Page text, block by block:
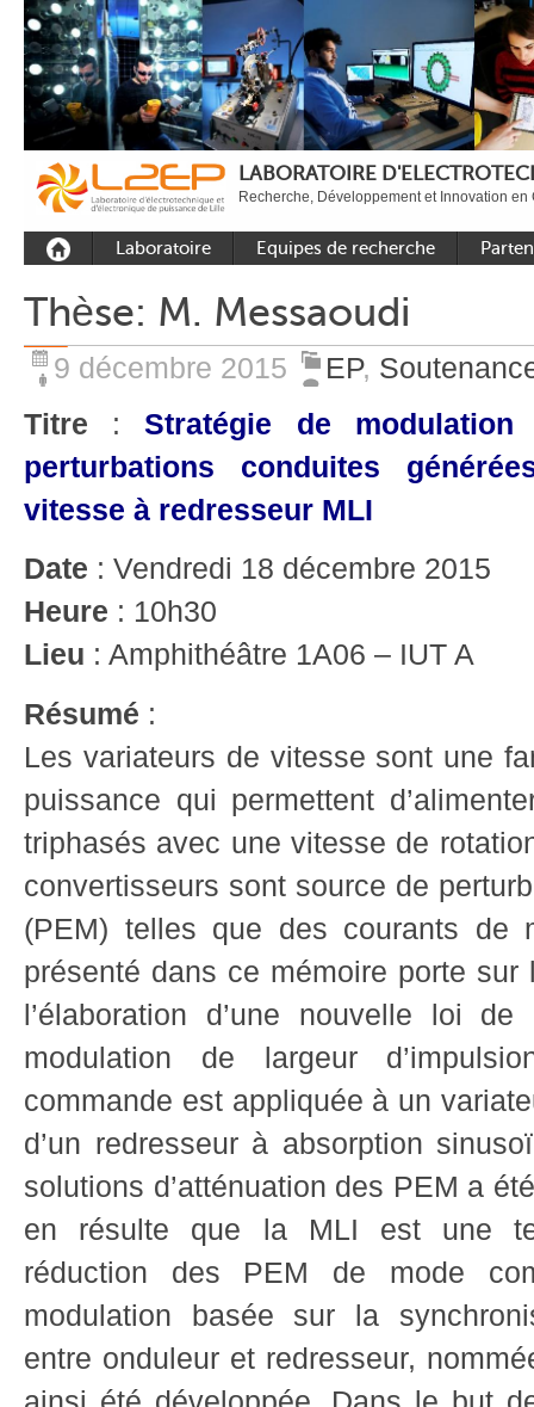
LABORATOIRE
Recherche, Développement et Innovation en
Laboratoire
Outils et moyens
expérimentaux
Plateformes
Rayonnement
Recrutement
Equipes de recherche
Equipe Electronique de
puissance
Equipe Outils et
Thèse: M. Messaoudi
9 décembre 2015 EP,
Titre :Stratégie de
perturbations conduites
vitesse à redresseur MLI
Date : Vendredi 18 décembre 2015
Heure : 10h30
Lieu : Amphithéâtre 1A06 – IUT A
Résumé :
Les variateurs de vitesse sont une
puissance qui permettent
triphasés avec une vitesse de
convertisseurs sont source de
(PEM) telles que des courants de
présenté dans ce mémoire porte
l’élaboration d’une nouvelle loi
modulation de largeur
commande est appliquée à un
d’un redresseur à absorption
solutions d’atténuation des PEM a
en résulte que la MLI est une
réduction des PEM de mode
modulation basée sur la
entre onduleur et redresseur,